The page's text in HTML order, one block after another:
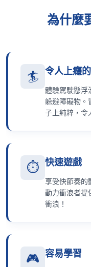
為什麼
🏄 令人上癮
體驗駕駛懸浮
躲避障礙物。
子上純粹，令
⏱️ 快速遊戲
享受快節奏的
動力衝浪者提
衝浪！
🎮 容易學習